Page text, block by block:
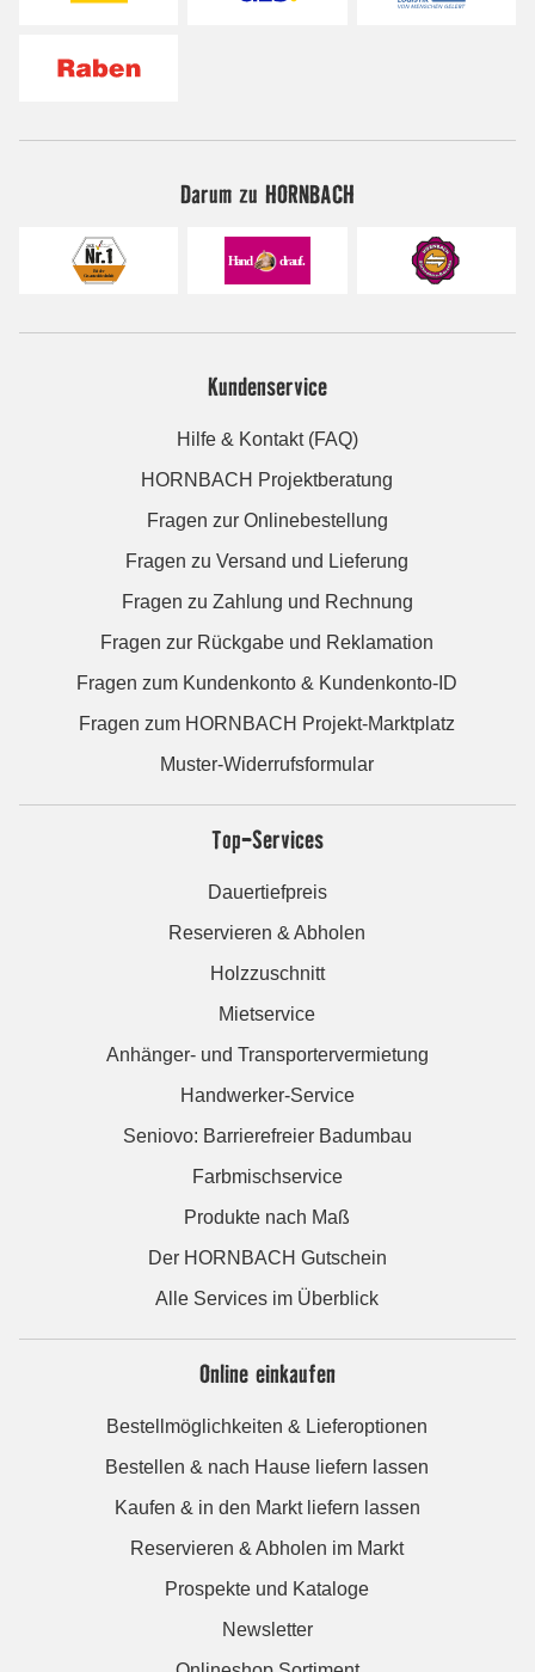
Darum zu HORNBACH
Kundenservice
Hilfe & Kontakt (FAQ)
HORNBACH Projektberatung
Fragen zur Onlinebestellung
Fragen zu Versand und Lieferung
Fragen zu Zahlung und Rechnung
Fragen zur Rückgabe und Reklamation
Fragen zum Kundenkonto & Kundenkonto-ID
Fragen zum HORNBACH Projekt-Marktplatz
Muster-Widerrufsformular
Top-Services
Dauertiefpreis
Reservieren & Abholen
Holzzuschnitt
Mietservice
Anhänger- und Transportervermietung
Handwerker-Service
Seniovo: Barrierefreier Badumbau
Farbmischservice
Produkte nach Maß
Der HORNBACH Gutschein
Alle Services im Überblick
Online einkaufen
Bestellmöglichkeiten & Lieferoptionen
Bestellen & nach Hause liefern lassen
Kaufen & in den Markt liefern lassen
Reservieren & Abholen im Markt
Prospekte und Kataloge
Newsletter